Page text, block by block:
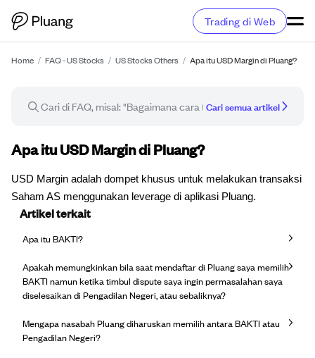
Trading di Web
Home / FAQ - US Stocks / US Stocks Others / Apa itu USD Margin di Pluang?
Cari semua artikel
Artikel FAQ
Apa itu USD Margin di Pluang?
USD Margin adalah dompet khusus untuk melakukan transaksi
Saham AS menggunakan leverage di aplikasi Pluang.
Artikel terkait
Apa itu BAKTI?
Apakah memungkinkan bila saat mendaftar di Pluang saya memilih
BAKTI namun ketika timbul dispute saya ingin permasalahan saya
diselesaikan di Pengadilan Negeri, atau sebaliknya?
Mengapa nasabah Pluang diharuskan memilih antara BAKTI atau
Pengadilan Negeri?